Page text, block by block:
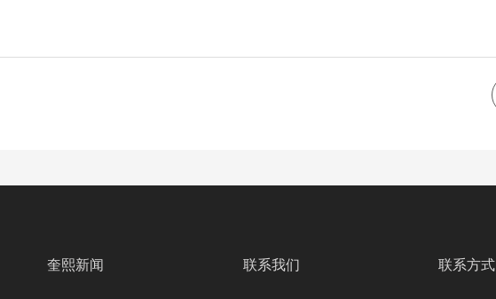
奎熙新闻 联系我们 联系方式